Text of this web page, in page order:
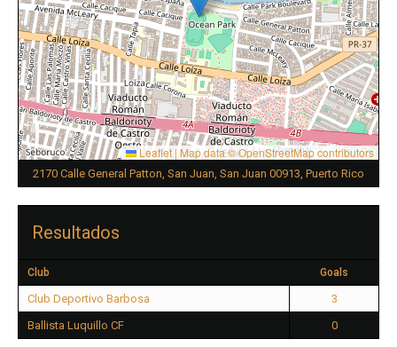
Leaflet | Map data ©OpenStreetMapcontributors
2170 Calle General Patton, San Juan, San Juan 00913, Puerto Rico
Resultados
Club Goals
Club Deportivo Barbosa
3
Ballista Luquillo CF
0